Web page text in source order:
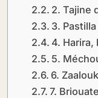
2. Tajine
3.
4.
5.
6.
7.